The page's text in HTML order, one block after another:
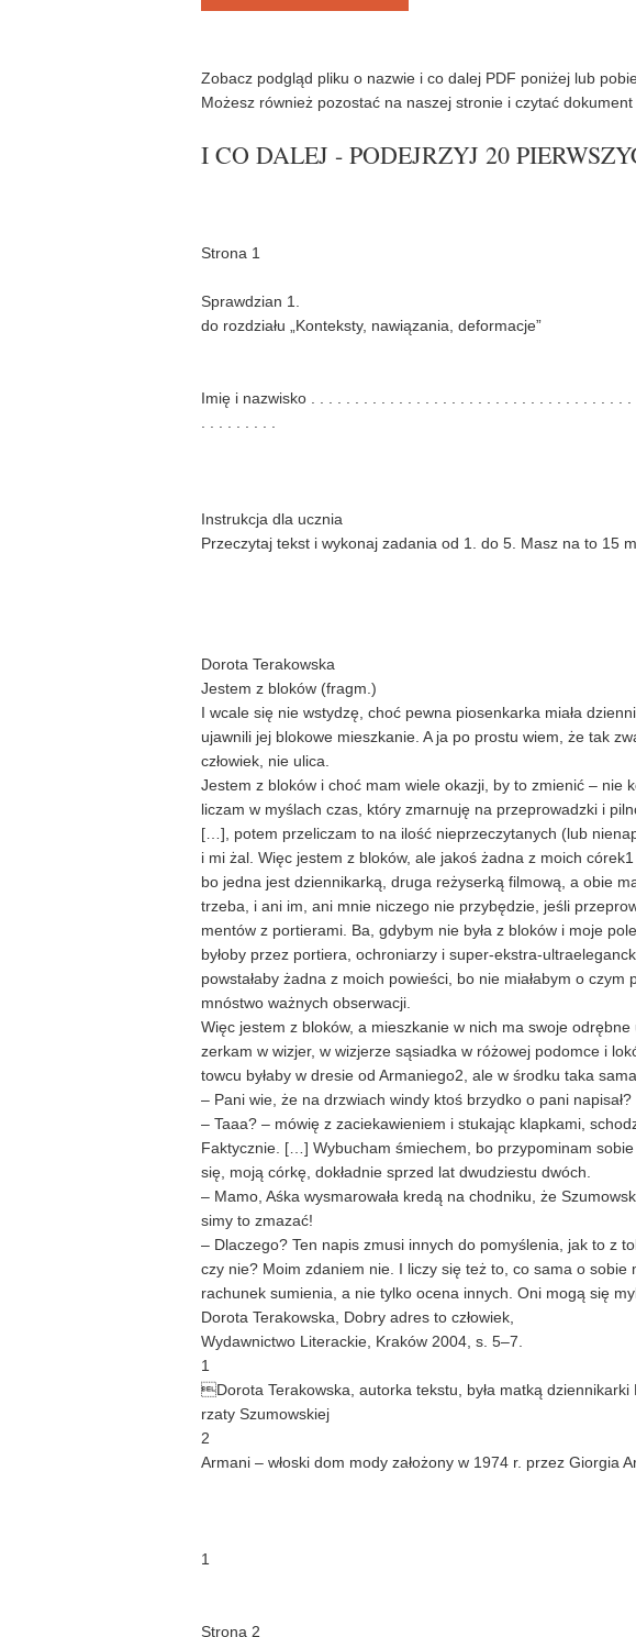
Zobacz podgląd pliku o nazwie i co dalej PDF poniżej lub
Możesz również pozostać na naszej stronie i czytać dokument
I CO DALEJ - PODEJRZYJ 20
Strona 1
Sprawdzian 1.
do rozdziału „Konteksty, nawiązania, deformacje”
Imię i nazwisko . . . . . . . . . . . . . . . . . . . . . . . . . . . . . . . . . . . .
Instrukcja dla ucznia
Przeczytaj tekst i wykonaj zadania od 1. do 5. Masz na to 15
Dorota Terakowska
Jestem z bloków (fragm.)
I wcale się nie wstydzę, choć pewna piosenkarka miała
ujawnili jej blokowe mieszkanie. A ja po prostu wiem, że tak
człowiek, nie ulica.
Jestem z bloków i choć mam wiele okazji, by to zmienić – nie
liczam w myślach czas, który zmarnuję na przeprowadzki i
[…], potem przeliczam to na ilość nieprzeczytanych (lub
i mi żal. Więc jestem z bloków, ale jakoś żadna z moich
bo jedna jest dziennikarką, druga reżyserką filmową, a obie
trzeba, i ani im, ani mnie niczego nie przybędzie, jeśli
mentów z portierami. Ba, gdybym nie była z bloków i moje
byłoby przez portiera, ochroniarzy i super-ekstra-
powstałaby żadna z moich powieści, bo nie miałabym o czym
mnóstwo ważnych obserwacji.
Więc jestem z bloków, a mieszkanie w nich ma swoje odrębne
zerkam w wizjer, w wizjerze sąsiadka w różowej podomce i
towcu byłaby w dresie od Armaniego2, ale w środku taka
– Pani wie, że na drzwiach windy ktoś brzydko o pani napisał?
– Taaa? – mówię z zaciekawieniem i stukając klapkami,
Faktycznie. […] Wybucham śmiechem, bo przypominam sobie
się, moją córkę, dokładnie sprzed lat dwudziestu dwóch.
– Mamo, Aśka wysmarowała kredą na chodniku, że
simy to zmazać!
– Dlaczego? Ten napis zmusi innych do pomyślenia, jak to z
czy nie? Moim zdaniem nie. I liczy się też to, co sama o sobie
rachunek sumienia, a nie tylko ocena innych. Oni mogą się
Dorota Terakowska, Dobry adres to człowiek,
Wydawnictwo Literackie, Kraków 2004, s. 5–7.
1
Dorota Terakowska, autorka tekstu, była matką dziennikarki
rzaty Szumowskiej
2
Armani – włoski dom mody założony w 1974 r. przez Giorgia
1
Strona 2